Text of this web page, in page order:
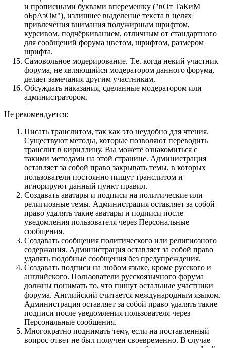
и прописными буквами вперемешку ("вОт ТаКиМ
оБрАзОм"), излишнее выделение текста в целях
привлечения внимания полужирным шрифтом,
курсивом, подчёркиванием, отличным от стандартного
для сообщений форума цветом, шрифтом, размером
шрифта.
Самовольное модерирование. Т.е. когда некий участник
форума, не являющийся модератором данного форума,
делает замечания другим участникам.
Обсуждать наказания, сделанные модератором или
администратором.
Не рекомендуется:
Писать транслитом, так как это неудобно для чтения.
Существуют методы, которые позволяют переводить
транслит в кириллицу. Вы можете ознакомиться с
такими методами на этой странице. Администрация
оставляет за собой право закрывать темы, в которых
пользователи постоянно пишут транслитом и
игнорируют данный пункт правил.
Создавать аватары и подписи на политические или
религиозные темы. Администрация оставляет за собой
право удалять такие аватары и подписи после
уведомления пользователя через Персональные
сообщения.
Создавать сообщения политического или религиозного
содержания. Администрация оставляет за собой право
удалять подобные сообщения без предупреждения.
Создавать подписи на любом языке, кроме русского и
английского. Пользователи русскоязычного форума
должны понимать то, что пишут остальные участники
форума. Английский считается международным языком.
Администрация оставляет за собой право удалять такие
подписи после уведомления пользователя через
Персональные сообщения.
Многократно поднимать тему, если на поставленный
вопрос ответ не был получен своевременно. В случае